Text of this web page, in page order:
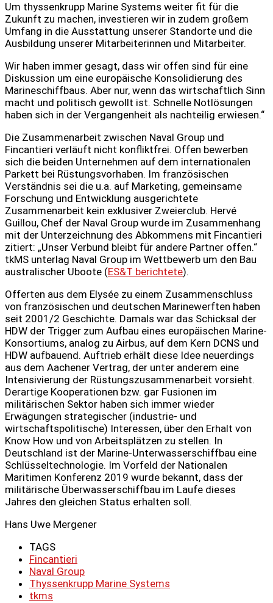
Um thyssenkrupp Marine Systems weiter fit für die
Zukunft zu machen, investieren wir in zudem großem
Umfang in die Ausstattung unserer Standorte und die
Ausbildung unserer Mitarbeiterinnen und Mitarbeiter.
Wir haben immer gesagt, dass wir offen sind für eine
Diskussion um eine europäische Konsolidierung des
Marineschiffbaus. Aber nur, wenn das wirtschaftlich Sinn
macht und politisch gewollt ist. Schnelle Notlösungen
haben sich in der Vergangenheit als nachteilig erwiesen.“
Die Zusammenarbeit zwischen Naval Group und
Fincantieri verläuft nicht konfliktfrei. Offen bewerben
sich die beiden Unternehmen auf dem internationalen
Parkett bei Rüstungsvorhaben. Im französischen
Verständnis sei die u.a. auf Marketing, gemeinsame
Forschung und Entwicklung ausgerichtete
Zusammenarbeit kein exklusiver Zweierclub. Hervé
Guillou, Chef der Naval Group wurde im Zusammenhang
mit der Unterzeichnung des Abkommens mit Fincantieri
zitiert: „Unser Verbund bleibt für andere Partner offen.“
tkMS unterlag Naval Group im Wettbewerb um den Bau
australischer Uboote (ES&T berichtete).
Offerten aus dem Elysée zu einem Zusammenschluss
von französischen und deutschen Marinewerften haben
seit 2001/2 Geschichte. Damals war das Schicksal der
HDW der Trigger zum Aufbau eines europäischen Marine-
Konsortiums, analog zu Airbus, auf dem Kern DCNS und
HDW aufbauend. Auftrieb erhält diese Idee neuerdings
aus dem Aachener Vertrag, der unter anderem eine
Intensivierung der Rüstungszusammenarbeit vorsieht.
Derartige Kooperationen bzw. gar Fusionen im
militärischen Sektor haben sich immer wieder
Erwägungen strategischer (industrie- und
wirtschaftspolitische) Interessen, über den Erhalt von
Know How und von Arbeitsplätzen zu stellen. In
Deutschland ist der Marine-Unterwasserschiffbau eine
Schlüsseltechnologie. Im Vorfeld der Nationalen
Maritimen Konferenz 2019 wurde bekannt, dass der
militärische Überwasserschiffbau im Laufe dieses
Jahres den gleichen Status erhalten soll.
Hans Uwe Mergener
TAGS
Fincantieri
Naval Group
Thyssenkrupp Marine Systems
tkms